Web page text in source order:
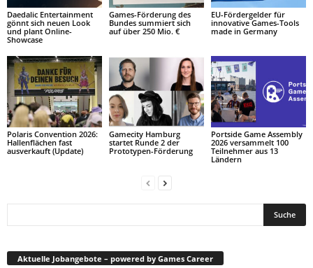
Daedalic Entertainment
gönnt sich neuen Look
und plant Online-
Showcase
Games-Förderung des
Bundes summiert sich
auf über 250 Mio. €
EU-Fördergelder für
innovative Games-Tools
made in Germany
Polaris Convention 2026:
Hallenflächen fast
ausverkauft (Update)
Gamecity Hamburg
startet Runde 2 der
Prototypen-Förderung
Portside Game Assembly
2026 versammelt 100
Teilnehmer aus 13
Ländern
Aktuelle Jobangebote – powered by Games Career